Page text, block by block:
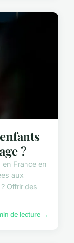
?
France en
aux
Offrir des
de lecture →